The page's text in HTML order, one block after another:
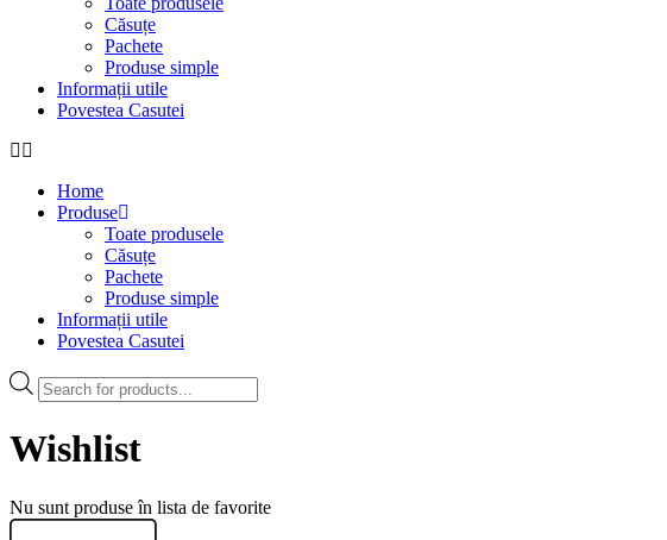
Căsuțe
Pachete
Produse simple
Informații utile
Povestea Casutei
Home
Produse
Toate produsele
Căsuțe
Pachete
Produse simple
Informații utile
Povestea Casutei
Products
search
Wishlist
Nu sunt produse în lista de favorite